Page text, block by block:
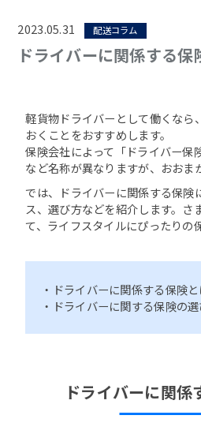
2023.05.31 配送コラム
ドライバーに関係する保
軽貨物ドライバーとして働くなら
おくことをおすすめします。
保険会社によって「ドライバー保
など名称が異なりますが、おおま
では、ドライバーに関係する保険
ス、選び方などを紹介します。さ
て、ライフスタイルにぴったりの
・ドライバーに関係する保険
・ドライバーに関する保険の
ドライバーに関係